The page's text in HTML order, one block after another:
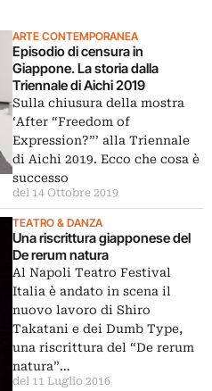
ARTE CONTEMPORANEA
Episodio di censura in
Giappone. La storia dalla
Triennale di Aichi 2019
Sulla chiusura della mostra
‘After “Freedom of
Expression?”’ alla Triennale
di Aichi 2019. Ecco che cosa è
successo
del 14 Ottobre 2019
TEATRO & DANZA
Una riscrittura giapponese del
De rerum natura
Al Napoli Teatro Festival
Italia è andato in scena il
nuovo lavoro di Shiro
Takatani e dei Dumb Type,
una riscrittura del “De rerum
natura”…
del 11 Luglio 2016